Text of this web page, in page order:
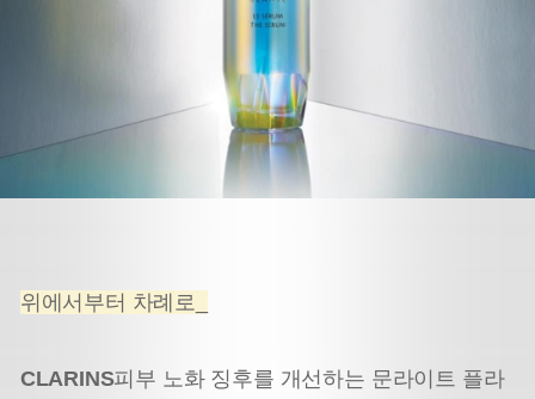
위에서부터 차례로_
CLARINS피부 노화 징후를 개선하는 문라이트 플라